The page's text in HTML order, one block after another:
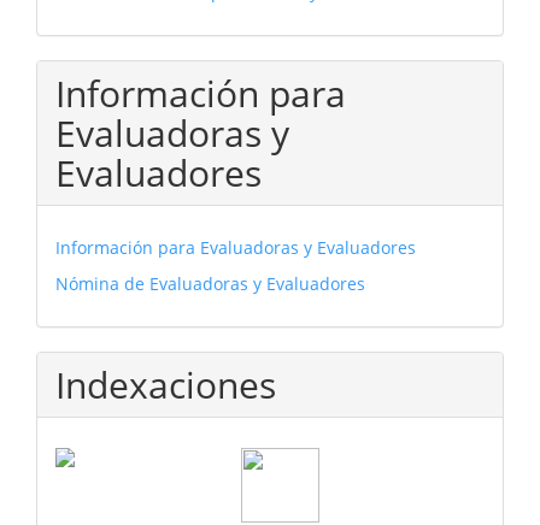
Información para
Evaluadoras y
Evaluadores
Información para Evaluadoras y Evaluadores
Nómina de Evaluadoras y Evaluadores
Indexaciones